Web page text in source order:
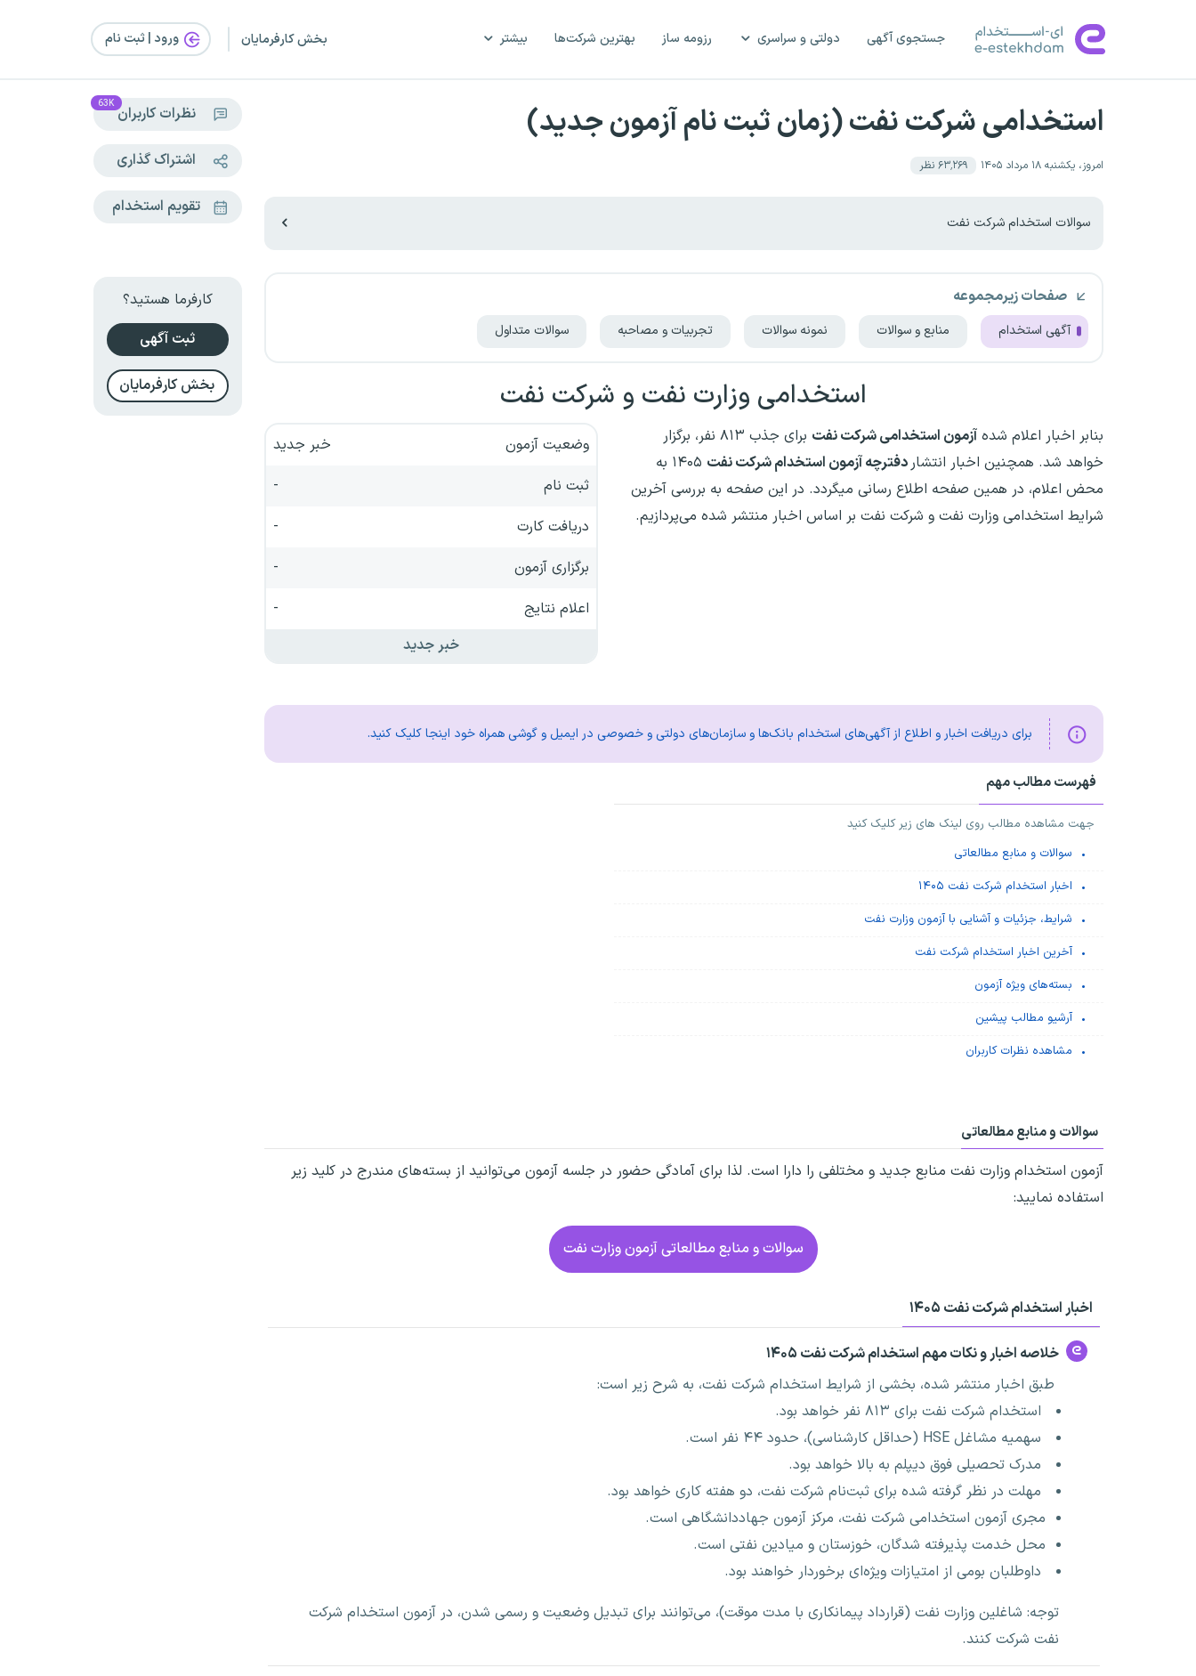
جستجوی آگهی دولتی و سراسری رزومه ساز بهترین شرکت‌ها بیشتر بخش کارفرمایان ورود | ثبت‌ نام
استخدامی شرکت نفت (زمان ثبت نام آزمون جدید)
امروز، یکشنبه ۱۸ مرداد ۱۴۰۵ ۶۳٬۲۶۹ نظر
سوالات استخدام شرکت نفت
صفحات زیرمجموعه
آگهی استخدام منابع و سوالات نمونه سوالات تجربیات و مصاحبه سوالات متداول
استخدامی وزارت نفت و شرکت نفت
بنابر اخبار اعلام شده آزمون استخدامی شرکت نفت
برای جذب ۸۱۳ نفر، برگزار
خواهد شد. همچنین اخبار انتشار دفترچه آزمون استخدام شرکت نفت
۱۴۰۵ به
محض اعلام، در همین صفحه اطلاع رسانی میگردد. در این صفحه به بررسی آخرین
شرایط استخدامی وزارت نفت و شرکت نفت بر اساس اخبار منتشر شده می‌پردازیم.
وضعیت آزمون
خبر جدید
ثبت نام
-
دریافت کارت
-
برگزاری آزمون
-
اعلام نتایج
-
خبر جدید
برای دریافت اخبار و اطلاع از آگهی‌های استخدام بانک‌ها و سازمان‌های دولتی و خصوصی در ایمیل و گوشی همراه خود اینجا کلیک کنید.
فهرست مطالب مهم
جهت مشاهده مطالب روی لینک های زیر کلیک کنید
سوالات و منابع مطالعاتی
اخبار استخدام شرکت نفت ۱۴۰۵
شرایط، جزئیات و آشنایی با آزمون وزارت نفت
آخرین اخبار استخدام شرکت نفت
بسته‌های ویژه آزمون
آرشیو مطالب پیشین
مشاهده نظرات کاربران
سوالات و منابع مطالعاتی
آزمون استخدام وزارت نفت منابع جدید و مختلفی را دارا است. لذا برای آمادگی حضور در جلسه آزمون می‌توانید از بسته‌های مندرج در کلید زیر
استفاده نمایید:
سوالات و منابع مطالعاتی آزمون وزارت نفت
اخبار استخدام شرکت نفت ۱۴۰۵
خلاصه اخبار و نکات مهم استخدام شرکت نفت ۱۴۰۵
طبق اخبار منتشر شده، بخشی از شرایط استخدام شرکت نفت، به شرح زیر است:
استخدام شرکت نفت برای ۸۱۳ نفر خواهد بود.
سهمیه مشاغل HSE (حداقل کارشناسی)، حدود ۴۴ نفر است.
مدرک تحصیلی فوق دیپلم به بالا خواهد بود.
مهلت در نظر گرفته شده برای ثبت‌نام شرکت نفت، دو هفته کاری خواهد بود.
مجری آزمون استخدامی شرکت نفت، مرکز آزمون جهاددانشگاهی است.
محل خدمت پذیرفته شدگان، خوزستان و میادین نفتی است.
داوطلبان بومی از امتیازات ویژه‌ای برخوردار خواهند بود.
توجه: شاغلین وزارت نفت (قرارداد پیمانکاری با مدت موقت)، می‌توانند برای تبدیل وضعیت و رسمی شدن، در آزمون استخدام شرکت
نفت شرکت کنند.
نظرات کاربران 63K
اشتراک گذاری
تقویم استخدام
کارفرما هستید؟
ثبت آگهی
بخش کارفرمایان